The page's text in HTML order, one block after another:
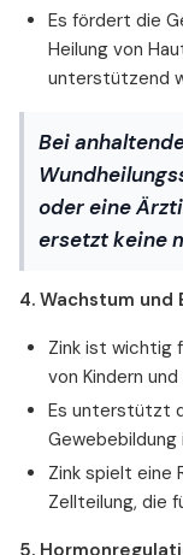
Zink und die
Zink und
Zink für den
Zink und
Zink und
Zink und
Zink und
Zink und
Zink und
Es fördert die
Heilung von
unterstützend
Bei
oder eine
ersetzt keine
4. Wachstum und
Zink ist wichtig
von Kindern
Es unterstützt
Gewebebildung
Zink spielt eine
Zellteilung, die